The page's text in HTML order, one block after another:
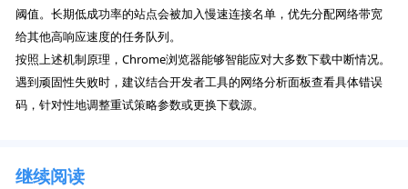
阈值。长期低成功率的站点会被加入慢速连接名单，优先分配网络带宽
给其他高响应速度的任务队列。
按照上述机制原理，Chrome浏览器能够智能应对大多数下载中断情况。
遇到顽固性失败时，建议结合开发者工具的网络分析面板查看具体错误
码，针对性地调整重试策略参数或更换下载源。
继续阅读